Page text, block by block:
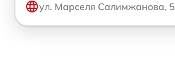
ул. Марселя Салимжанова, 5